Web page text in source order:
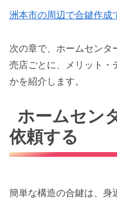
洲本市の周辺で合鍵作成
次の章で、ホームセンタ
売店ごとに、メリット・
かを紹介します。
ホームセン
依頼する
簡単な構造の合鍵は、身